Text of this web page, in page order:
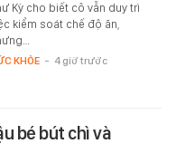
Kỳ cho biết cô vẫn duy trì
kiểm soát chế độ ăn,
KHỎE - 4 giờ trước
bé bút chì và